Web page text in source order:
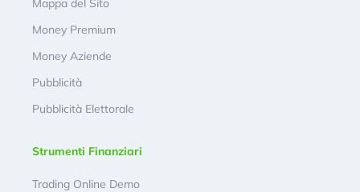
Mappa del Sito
Money Premium
Money Aziende
Pubblicità
Pubblicità Elettorale
Strumenti Finanziari
Trading Online Demo